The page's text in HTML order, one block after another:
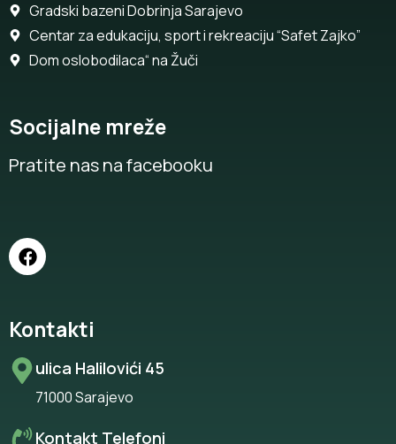
Gradski bazeni Dobrinja Sarajevo
Centar za edukaciju, sport i rekreaciju “Safet Zajko”
Dom oslobodilaca“ na Žuči
Socijalne mreže
Pratite nas na facebooku
Kontakti
ulica Halilovići 45
71000 Sarajevo
Kontakt Telefoni